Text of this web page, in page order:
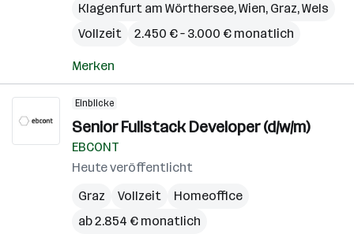
Klagenfurt am Wörthersee,Wien, Graz,Wels
Vollzeit
2.450 € – 3.000 € monatlich
Merken
Einblicke
Senior Fullstack Developer (d/w/m)
EBCONT
Heute veröffentlicht
Graz
Vollzeit
Homeoffice
ab 2.854 € monatlich